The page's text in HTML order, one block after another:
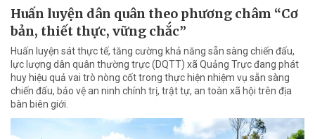
Huấn luyện dân quân theo phương châm “Cơ
bản, thiết thực, vững chắc”
Huấn luyện sát thực tế, tăng cường khả năng sẵn sàng chiến đấu,
lực lượng dân quân thường trực (DQTT) xã Quảng Trực đang phát
huy hiệu quả vai trò nòng cốt trong thực hiện nhiệm vụ sẵn sàng
chiến đấu, bảo vệ an ninh chính trị, trật tự, an toàn xã hội trên địa
bàn biên giới.